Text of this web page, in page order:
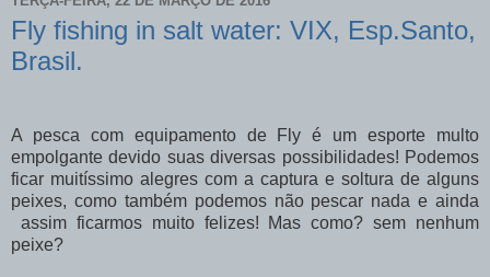
Fly fishing in salt water: VIX, Esp.Santo,
Brasil.
A pesca com equipamento de Fly é um esporte multo
empolgante devido suas diversas possibilidades! Podemos
ficar muitíssimo alegres com a captura e soltura de alguns
peixes, como também podemos não pescar nada e ainda
assim ficarmos muito felizes! Mas como? sem nenhum
peixe?